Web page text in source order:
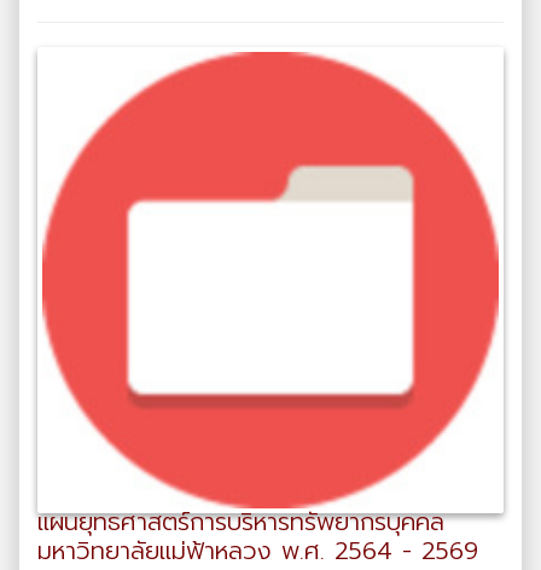
แผนยุทธศาสตร์การบริหารทรัพยากรบุคคล
มหาวิทยาลัยแม่ฟ้าหลวง พ.ศ. 2564 - 2569